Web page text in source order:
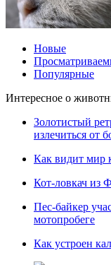
Новые
Популярные
Интересное о
Золотистый
излечиться от
Как видит мир
Кот-ловкач из
Пес-байкер
мотопробеге
Как устроен